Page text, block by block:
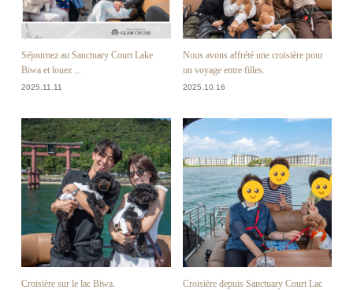
Séjournez au Sanctuary Court Lake
Biwa et louez ...
2025.11.11
Nous avons affrété une croisière pour
un voyage entre filles.
2025.10.16
Croisière sur le lac Biwa.
Croisière depuis Sanctuary Court Lac